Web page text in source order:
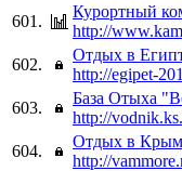
601.
Курортный
http://
602.
Отдых в
http://egipet-
603.
База Отыха
http://
604.
Отдых в
http://